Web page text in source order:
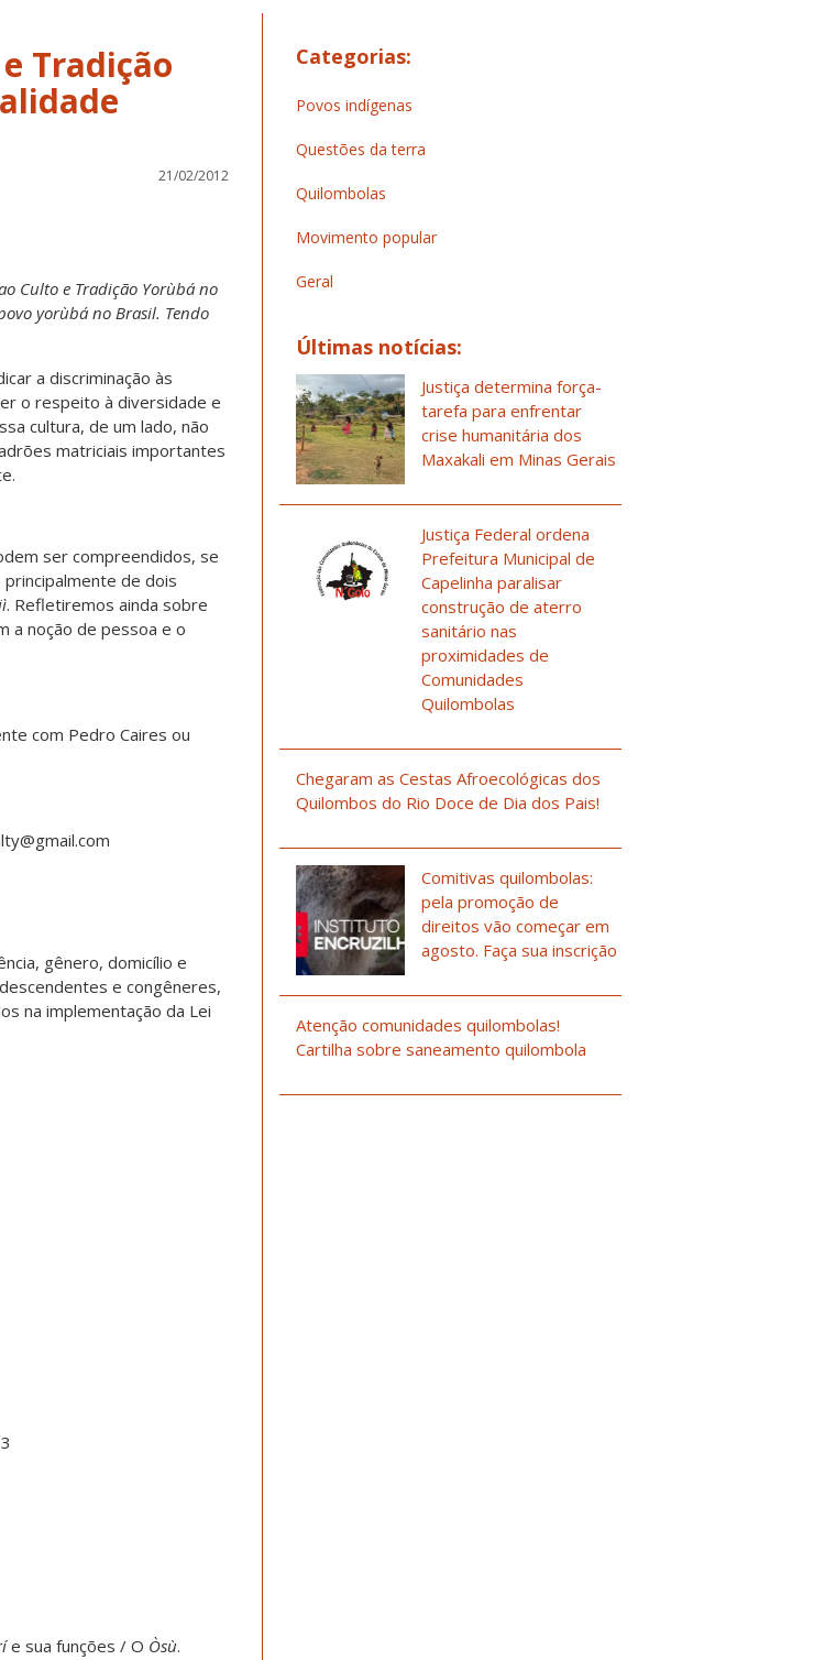
Tradição
21/02/2012
Culto e Tradição Yorùbá no
yorùbá no Brasil. Tendo
a discriminação às
o respeito à diversidade e
cultura, de um lado, não
matriciais importantes
ser compreendidos, se
de dois
. Refletiremos ainda sobre
a noção de pessoa e o
com Pedro Caires ou
gênero, domicílio e
e congêneres,
na implementação da Lei
e sua funções / O Òsù.
Categorias:
Povos indígenas
Questões da terra
Quilombolas
Movimento popular
Geral
Últimas notícias:
Justiça determina força-
tarefa para enfrentar
crise humanitária dos
Maxakali em Minas Gerais
Justiça Federal ordena
Prefeitura Municipal de
Capelinha paralisar
construção de aterro
sanitário nas
proximidades de
Comunidades
Quilombolas
Chegaram as Cestas Afroecológicas dos
Quilombos do Rio Doce de Dia dos Pais!
Comitivas quilombolas:
pela promoção de
direitos vão começar em
agosto. Faça sua inscrição
Atenção comunidades quilombolas!
Cartilha sobre saneamento quilombola